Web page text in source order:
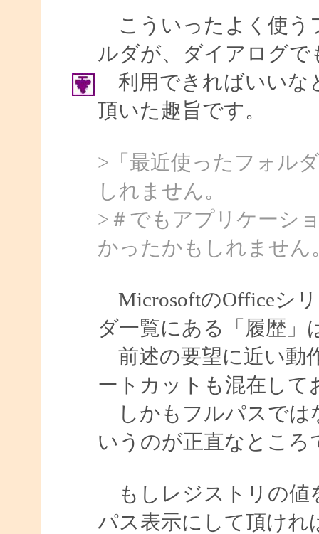
こういったよく使う
ルダが、ダイアログで
利用できればいいな
頂いた趣旨です。
>「最近使ったフォル
しれません。
>＃でもアプリケーシ
かったかもしれません
MicrosoftのOfficeシ
ダ一覧にある「履歴」
前述の要望に近い動
ートカットも混在して
しかもフルパスでは
いうのが正直なところ
もしレジストリの値
パス表示にして頂けれ